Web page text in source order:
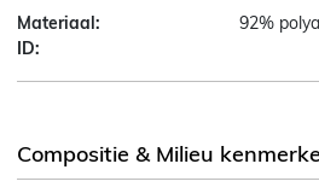
Materiaal:
92%
ID:
Compositie & Milieu